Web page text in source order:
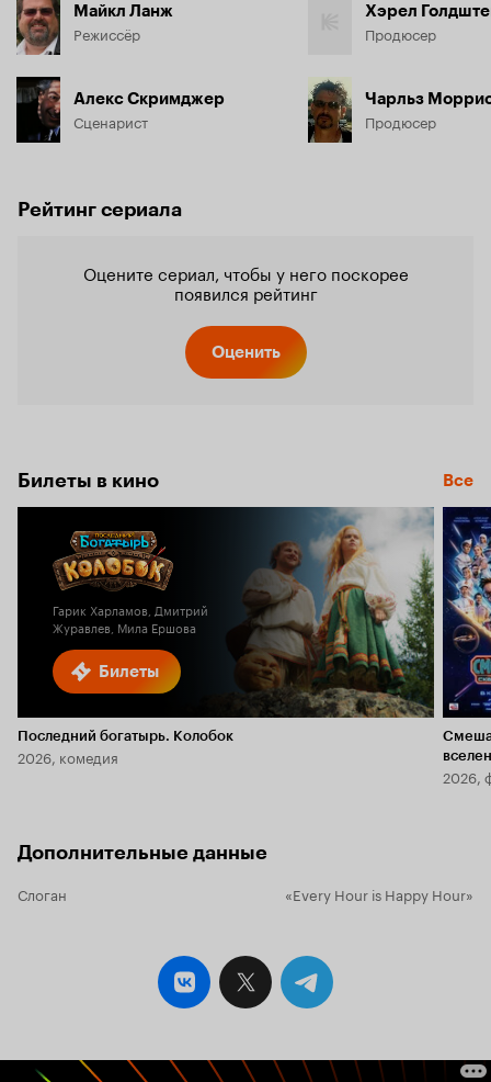
Майкл Ланж
Режиссёр
Алекс Скримджер
Сценарист
Хэрел
Продюсер
Чарльз
Продюсер
Рейтинг сериала
Оцените сериал, чтобы у него поскорее
появился рейтинг
Оценить
Билеты в кино Все
Билеты
Гарик Харламов, Дмитрий
Журавлев, Мила Ершова
Последний богатырь. Колобок
2026, комедия
2026,
Дополнительные данные
Слоган «Every Hour is Happy Hour»